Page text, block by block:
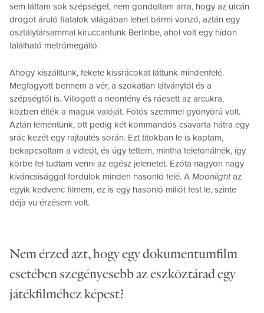
sem láttam sok szépséget, nem gondoltam arra, hogy az utcán
drogot áruló fiatalok világában lehet bármi vonzó, aztán egy
osztálytársammal kiruccantunk Berlinbe, ahol volt egy hídon
található metrómegálló.
Ahogy kiszálltunk, fekete kissrácokat láttunk mindenfelé.
Megfagyott bennem a vér, a szokatlan látványtól és a
szépségtől is. Villogott a neonfény és ráesett az arcukra,
közben élték a maguk valóját. Fotós szemmel gyönyörű volt.
Aztán lementünk, ott pedig két kommandós csavarta hátra egy
srác kezét egy rajtaütés során. Ezt titokban le is kaptam,
bekapcsoltam a videót, és úgy tettem, mintha telefonálnék, így
körbe fel tudtam venni az egész jelenetet. Ezóta nagyon nagy
kíváncsisággal fordulok minden hasonló felé. A Moonlightaz
egyik kedvenc filmem, ez is egy hasonló miliőt fest le, szinte
déjà vu érzésem volt.
Nem érzed azt, hogy egy dokumentumfilm
esetében szegényesebb az eszköztárad egy
játékfilméhez képest?